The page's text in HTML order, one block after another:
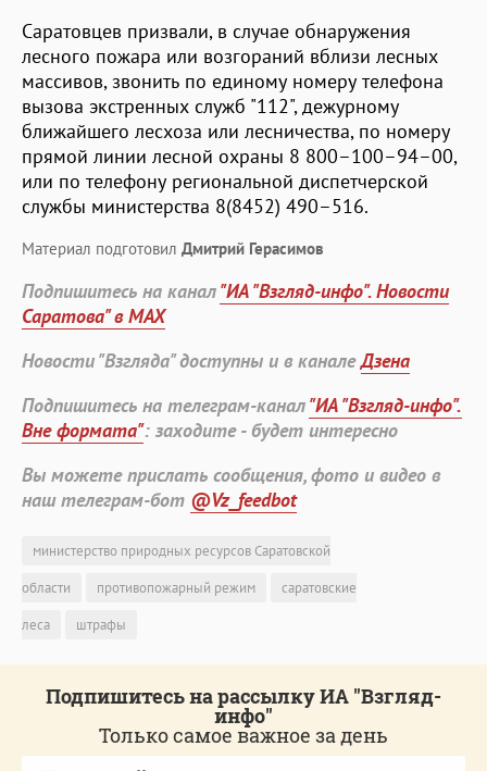
Саратовцев призвали, в случае обнаружения
лесного пожара или возгораний вблизи лесных
массивов, звонить по единому номеру телефона
вызова экстренных служб "112", дежурному
ближайшего лесхоза или лесничества, по номеру
прямой линии лесной охраны 8 800–100–94–00,
или по телефону региональной диспетчерской
службы министерства 8(8452) 490–516.
Материал подготовил Дмитрий Герасимов
Подпишитесь на канал"ИА "Взгляд-инфо". Новости
Саратова" в MAX
Новости "Взгляда" доступны и в каналеДзена
Подпишитесь на телеграм-канал"ИА "Взгляд-инфо".
Вне формата": заходите - будет интересно
Вы можете прислать сообщения, фото и видео в
наш телеграм-бот @Vz_feedbot
министерство природных ресурсов Саратовской
области
противопожарный режим
саратовские
леса
штрафы
Подпишитесь на рассылку ИА "Взгляд-
инфо"
Только самое важное за день